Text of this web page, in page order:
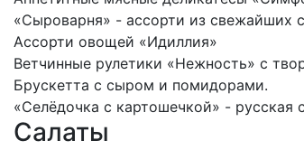
«Сыроварня» - ассорти из свежайших
Ассорти овощей «Идиллия»
Ветчинные рулетики «Нежность» с
Брускетта с сыром и помидорами.
«Селёдочка с картошечкой» - русская
Салаты